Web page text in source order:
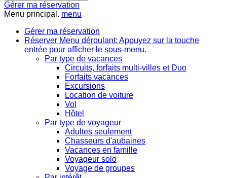
Gérer ma réservation
Menu principal. menu
Gérer ma réservation
Réserver Menu déroulant: Appuyez sur la touche
entrée pour afficher le sous-menu.
Par type de vacances
Circuits, forfaits multi-villes et Duo
Forfaits vacances
Excursions
Location de voiture
Vol
Hôtel
Par type de voyageur
Adultes seulement
Chasseurs d'aubaines
Vacances en famille
Voyageur solo
Voyage de groupes